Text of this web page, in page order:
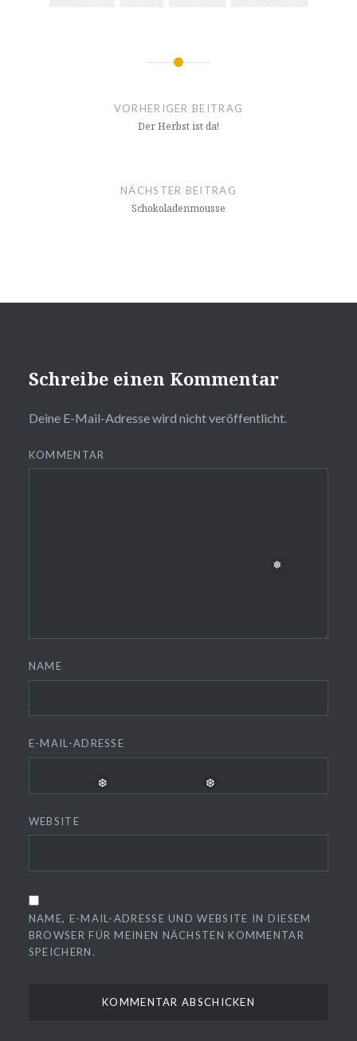
Beitragsnavigation
VORHERIGER BEITRAG
Der Herbst ist da!
NÄCHSTER BEITRAG
Schokoladenmousse
Schreibe einen Kommentar
Deine E-Mail-Adresse wird nicht veröffentlicht.
KOMMENTAR
NAME
E-MAIL-ADRESSE
WEBSITE
NAME, E-MAIL-ADRESSE UND WEBSITE IN DIESEM
BROWSER FÜR MEINEN NÄCHSTEN KOMMENTAR
SPEICHERN.